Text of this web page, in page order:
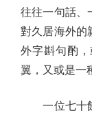
往往一句話、
對久居海外的
外字斟句酌
翼，又或是一
一位七十餘